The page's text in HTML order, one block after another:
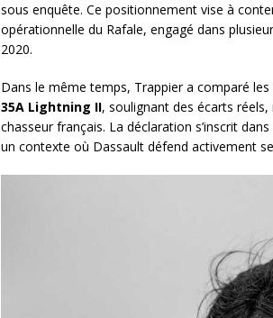
sous enquête. Ce positionnement vise à
opérationnelle du Rafale, engagé dans
2020.
Dans le même temps, Trappier a comparé
35A Lightning II, soulignant des écarts
chasseur français. La déclaration s’inscrit
un contexte où Dassault défend activement